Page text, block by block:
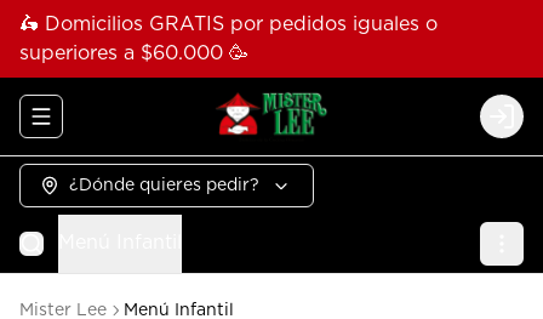
🛵 Domicilios GRATIS por pedidos iguales o
superiores a $60.000 🥳
Abrir menu de navegación
¿Dónde quieres pedir?
Mister Lee Menú Infantil